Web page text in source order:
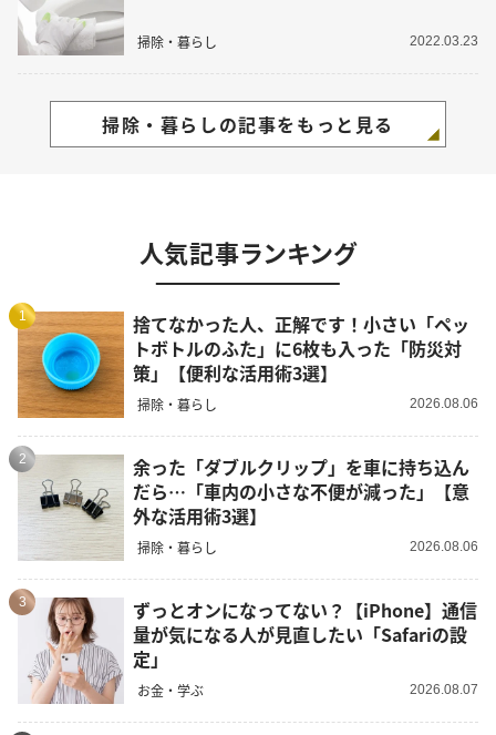
掃除・暮らし 2022.03.23
掃除・暮らしの記事をもっと見る
人気記事ランキング
1
捨てなかった人、正解です！小さい「ペッ
トボトルのふた」に6枚も入った「防災対
策」【便利な活用術3選】
掃除・暮らし 2026.08.06
2
余った「ダブルクリップ」を車に持ち込ん
だら…「車内の小さな不便が減った」【意
外な活用術3選】
掃除・暮らし 2026.08.06
3
ずっとオンになってない？【iPhone】通信
量が気になる人が見直したい「Safariの設
定」
お金・学ぶ 2026.08.07